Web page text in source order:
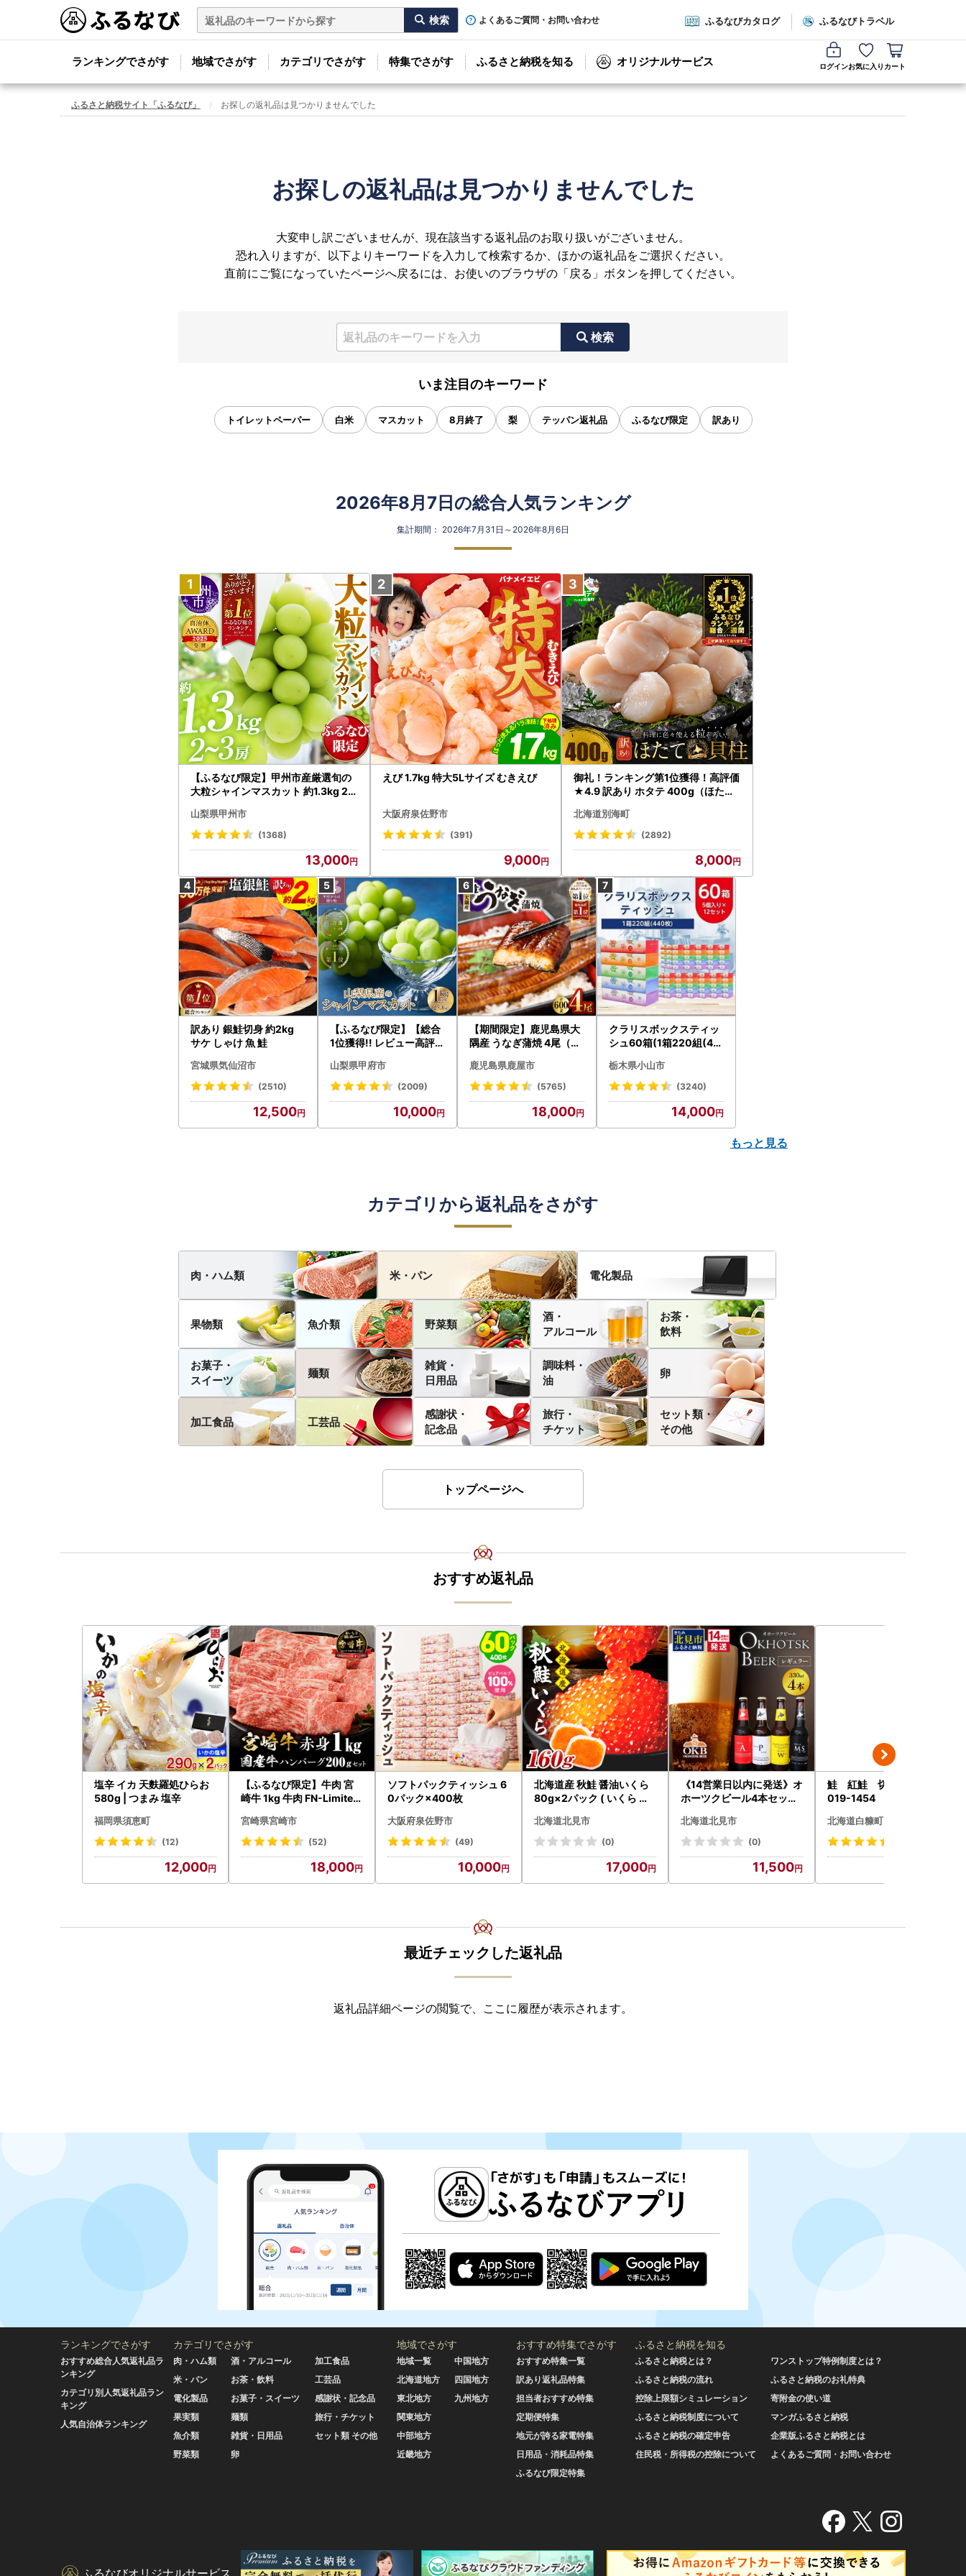
よくあるご質問・お問い合わせ ふるなびカタログ ふるなびトラベル
ランキングでさがす 地域でさがす カテゴリでさがす 特集でさがす ふるさと納税を知る オリジナルサービス ログインお気に入り カート
ふるさと納税サイト「ふるなび」 お探しの返礼品は見つかりませんでした
お探しの返礼品は見つかりませんでした
大変申し訳ございませんが、現在該当する返礼品のお取り扱いがございません。
恐れ入りますが、以下よりキーワードを入力して検索するか、ほかの返礼品をご選択ください。
直前にご覧になっていたページへ戻るには、お使いのブラウザの「戻る」ボタンを押してください。
検索
いま注目のキーワード
トイレットペーパー 白米 マスカット 8月終了 梨 テッパン返礼品 ふるなび限定 訳あり
2026年8月7日の総合人気ランキング
集計期間： 2026年7月31日～2026年8月6日
【ふるなび限定】甲州市産厳選旬の
大粒シャインマスカット 約1.3kg 2
472 FN-Limited-VO シャインマス
カット フルーツ
山梨県甲州市
(1368)
13,000
えび 1.7kg 特大5Lサイズ むきえび
大阪府泉佐野市
(391)
9,000
御礼！ランキング第1位獲得！高評価
★4.9 訳あり ホタテ 400g（ほたて
北海道別海町
(2892)
8,000
訳あり 銀鮭切身 約2kg
サケ しゃけ 魚 鮭
宮城県気仙沼市
(2510)
12,500
【ふるなび限定】【総合
1位獲得!! レビュー高評価
〉山梨県産 シャインマス
カット 2～3房（1.0kg以
N-Limited-SP
山梨県甲府市
(2009)
10,000
【期間限定】鹿児島県大
隅産 うなぎ蒲焼 4尾（60
cp18 うなぎ 鰻 魚 惣菜 総
菜
鹿児島県鹿屋市
(5765)
18,000
クラリスボックスティッ
シュ60箱(1箱220組(44
ト)【配送不可地域：離島
・沖縄県】【1256759】
栃木県小山市
(3240)
14,000
もっと見る
カテゴリから返礼品をさがす
肉・ハム類 米・パン 電化製品
果物類 魚介類 野菜類
酒・
アルコール
お茶・
飲料
お菓子・
スイーツ
麺類
雑貨・
日用品
調味料・
油
卵
加工食品 工芸品
感謝状・
記念品
旅行・
チケット
セット類・
その他
トップページへ
おすすめ返礼品
塩辛 イカ 天麩羅処ひらお
580g | つまみ 塩辛
福岡県須恵町
(12)
12,000
【ふるなび限定】牛肉 宮
崎牛 1kg 牛肉 FN-Limited
宮崎県宮崎市
(52)
18,000
ソフトパックティッシュ 6
0パック×400枚
大阪府泉佐野市
(49)
10,000
北海道産 秋鮭 醤油いくら
80g×2パック ( いくら イ
くら 醤油漬け パック 北海
道産 ふるさと納税 秋鮭 )【
北海道北見市
(0)
17,000
《14営業日以内に発送》オ
ホーツクビール4本セット
クラフトビール 瓶ビール
贈答 ギフト 贈り物 お中元
い プレゼント モルトビー
北海道北見市
(0)
11,500
鮭 紅鮭 切り身 2kg_I
019-1454
北海道白糠町
最近チェックした返礼品
返礼品詳細ページの閲覧で、ここに履歴が表示されます。
ランキングでさがす
おすすめ総合人気返礼品ラ
ンキング
カテゴリ別人気返礼品ラン
キング
人気自治体ランキング
カテゴリでさがす
肉・ハム類
米・パン
電化製品
果実類
魚介類
野菜類
酒・アルコール
お茶・飲料
お菓子・スイーツ
麺類
雑貨・日用品
卵
加工食品
工芸品
感謝状・記念品
旅行・チケット
セット類 その他
地域でさがす
地域一覧
北海道地方
東北地方
関東地方
中部地方
近畿地方
中国地方
四国地方
九州地方
おすすめ特集でさがす
おすすめ特集一覧
訳あり返礼品特集
担当者おすすめ特集
定期便特集
地元が誇る家電特集
日用品・消耗品特集
ふるなび限定特集
ふるさと納税を知る
ふるさと納税とは？
ふるさと納税の流れ
控除上限額シミュレーション
ふるさと納税制度について
ふるさと納税の確定申告
住民税・所得税の控除について
ワンストップ特例制度とは？
ふるさと納税のお礼特典
寄附金の使い道
マンガふるさと納税
企業版ふるさと納税とは
よくあるご質問・お問い合わせ